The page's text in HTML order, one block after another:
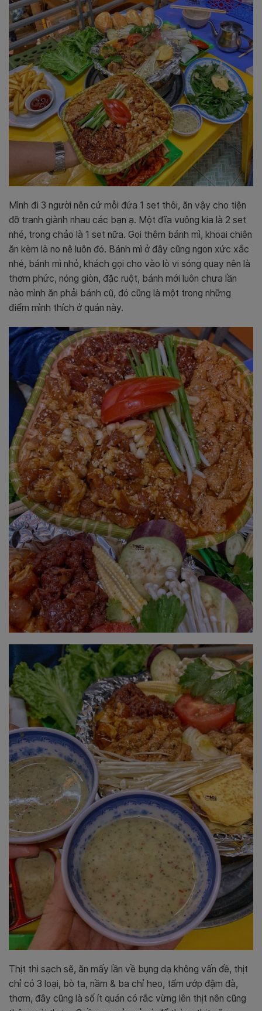
Mình đi 3 người nên cứ mỗi đứa 1 set thôi, ăn vậy cho tiện
đỡ tranh giành nhau các bạn ạ. Một đĩa vuông kia là 2 set
nhé, trong chảo là 1 set nữa. Gọi thêm bánh mì, khoai chiên
ăn kèm là no nê luôn đó. Bánh mì ở đây cũng ngon xức xắc
nhé, bánh mì nhỏ, khách gọi cho vào lò vi sóng quay nên là
thơm phức, nóng giòn, đặc ruột, bánh mới luôn chưa lần
nào mình ăn phải bánh cũ, đó cũng là một trong những
điểm mình thích ở quán này.
Thịt thì sạch sẽ, ăn mấy lần về bụng dạ không vấn đề, thịt
chỉ có 3 loại, bò ta, nầm & ba chỉ heo, tẩm ướp đậm đà,
thơm, đây cũng là số ít quán có rắc vừng lên thịt nên cũng